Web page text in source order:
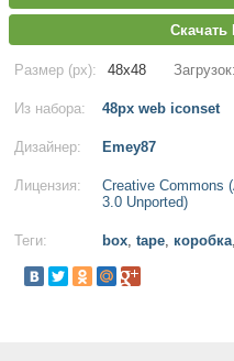
Скачать
Размер (px): 48x48 Загрузок:
Из набора: 48px web iconset
Дизайнер: Emey87
Лицензия:
Creative Commons
3.0 Unported)
Теги: box, tape, коробка,